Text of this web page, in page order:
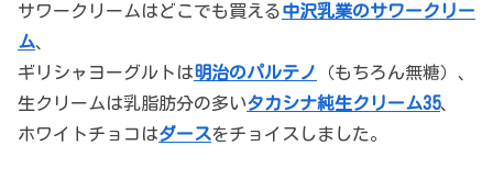
サワークリームはどこでも買える中沢乳業のサワークリー
ム、
ギリシャヨーグルトは明治のパルテノ
（もちろん無糖）、
生クリームは乳脂肪分の多いタカシナ純生クリーム35、
ホワイトチョコはダースをチョイスしました。